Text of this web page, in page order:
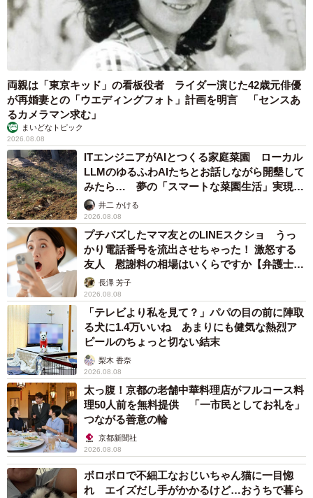
両親は「東京キッド」の看板役者 ライダー演じた42歳元俳優
が再婚妻との「ウエディングフォト」計画を明言 「センスあ
るカメラマン求む」
まいどなトピック
2026.08.08
ITエンジニアがAIとつくる家庭菜園 ローカル
LLMのゆるふわAIたちとお話しながら開墾して
みたら… 夢の「スマートな菜園生活」実現な
るか井二 かける
2026.08.08
プチバズしたママ友とのLINEスクショ うっ
かり電話番号を流出させちゃった！ 激怒する
友人 慰謝料の相場はいくらですか【弁護士が
解説】長澤 芳子
2026.08.08
「テレビより私を見て？」パパの目の前に陣取
る犬に1.4万いいね あまりにも健気な熱烈ア
ピールのちょっと切ない結末
梨木 香奈
2026.08.08
太っ腹！京都の老舗中華料理店がフルコース料
理50人前を無料提供 「一市民としてお礼を」
つながる善意の輪
京都新聞社
2026.08.08
ボロボロで不細工なおじいちゃん猫に一目惚
れ エイズだし手がかかるけど…おうちで暮ら